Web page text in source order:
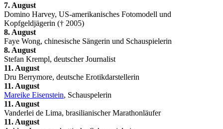
7. August
Domino Harvey, US-amerikanisches Fotomodell und
Kopfgeldjägerin († 2005)
8. August
Faye Wong, chinesische Sängerin und Schauspielerin
8. August
Stefan Krempl, deutscher Journalist
11. August
Dru Berrymore, deutsche Erotikdarstellerin
11. August
Mareike Eisenstein, Schauspelerin
11. August
Vanderlei de Lima, brasilianischer Marathonläufer
11. August